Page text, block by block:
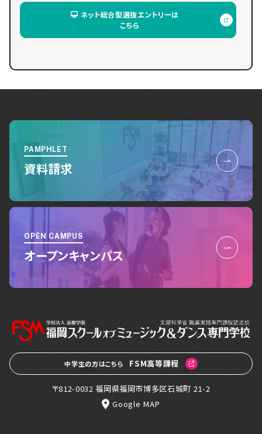
ネット総合型選抜エントリーは
こちら
PAMPHLET
資料請求
OPEN CAMPUS
オープンキャンパス
中学生の方はこちら FSM高等課程
〒812-0032 福岡県福岡市博多区石城町 21-2
Google MAP